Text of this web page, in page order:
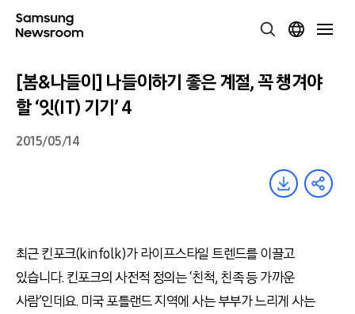
[봄&나들이] 나들이하기 좋은 계절, 꼭 챙겨야
할 ‘잇(IT) 기기’ 4
2015/05/14
최근 킨포크(kinfolk)가 라이프스타일 트렌드를 이끌고
있습니다. 킨포크의 사전적 정의는 ‘친척, 친족 등 가까운
사람’인데요. 미국 포틀랜드 지역에 사는 부부가 느리게 사는